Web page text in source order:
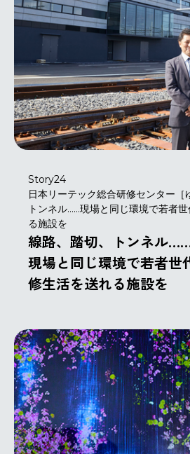
Story24
日本リーテック総合研修センター
トンネル……現場と同じ環境で若者
る施設を
線路、踏切、トンネル
現場と同じ環境で若者世
修生活を送れる施設を